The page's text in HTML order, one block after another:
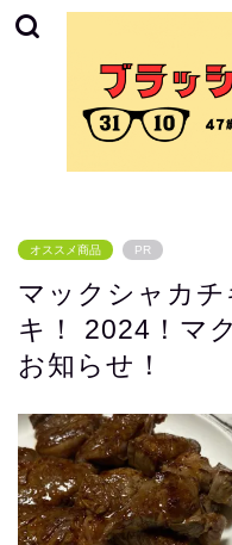
オススメ商品 PR
マックシャカ
キ！ 2024！マ
お知らせ！